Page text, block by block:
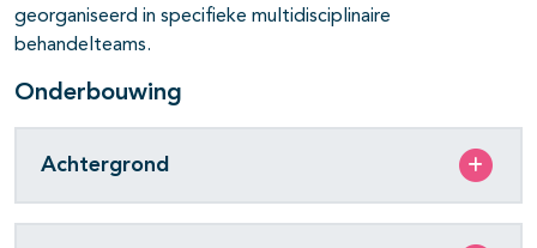
georganiseerd in specifieke multidisciplinaire
behandelteams.
Onderbouwing
Achtergrond